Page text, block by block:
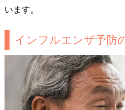
います。
インフルエンザ予防